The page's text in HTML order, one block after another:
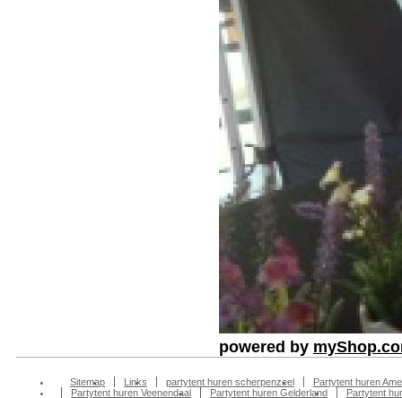
powered by
Sitemap Links partytent huren scherpenzeel
Partytent huren
Partytent huren Veenendaal
Partytent huren Gelderland Partytent